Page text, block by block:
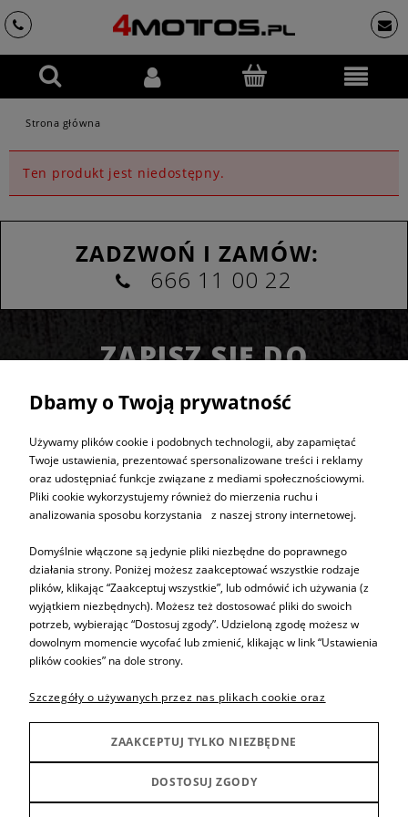
Strona główna
Ten produkt jest niedostępny.
ZADZWOŃ I ZAMÓW:
666 11 00 22
ZAPISZ SIĘ DO
NEWSLETTERA
ZAPISZ SIĘ
Informacje
Pomoc
Sprzedaż produktów
Inne
Producenci
Dbamy o Twoją prywatność
Używamy plików cookie i podobnych technologii, aby zapamiętać
Twoje ustawienia, prezentować spersonalizowane treści i reklamy
oraz udostępniać funkcje związane z mediami społecznościowymi.
Pliki cookie wykorzystujemy również do mierzenia ruchu i
analizowania sposobu korzystania z naszej strony internetowej.
Domyślnie włączone są jedynie pliki niezbędne do poprawnego
działania strony. Poniżej możesz zaakceptować wszystkie rodzaje
plików, klikając “Zaakceptuj wszystkie”, lub odmówić ich używania (z
wyjątkiem niezbędnych). Możesz też dostosować pliki do swoich
potrzeb, wybierając “Dostosuj zgody”. Udzieloną zgodę możesz w
dowolnym momencie wycofać lub zmienić, klikając w link “Ustawienia
plików cookies” na dole strony.
Szczegóły o używanych przez nas plikach cookie oraz
ZAAKCEPTUJ TYLKO NIEZBĘDNE
DOSTOSUJ ZGODY